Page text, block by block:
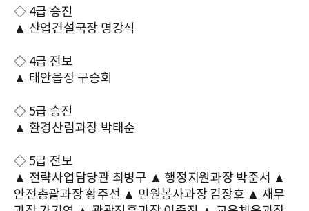
◇ 4급 승진
▲ 산업건설국장 명강식
◇ 4급 전보
▲ 태안읍장 구승회
◇ 5급 승진
▲ 환경산림과장 박태순
◇ 5급 전보
▲ 전략사업담당관 최병구 ▲ 행정지원과장 박준서 ▲
안전총괄과장 황주선 ▲ 민원봉사과장 김장호 ▲ 재무